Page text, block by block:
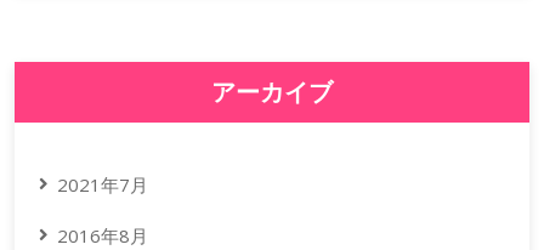
アーカイブ
2021年7月
2016年8月